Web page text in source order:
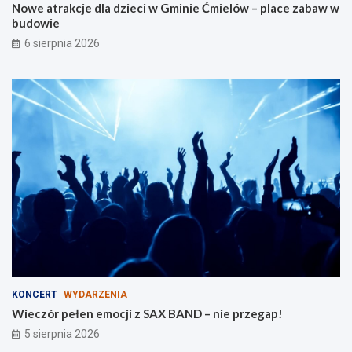
l
a
r
z
i
n
i
e
Nowe atrakcje dla dzieci w Gminie Ćmielów – place zabaw w
budowie
6 sierpnia 2026
KONCERT WYDARZENIA
Wieczór pełen emocji z SAX BAND – nie przegap!
5 sierpnia 2026